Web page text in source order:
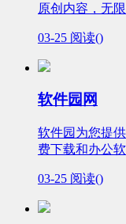
原创内容，无
03-25 阅读()
软件园网
软件园为您提
费下载和办公软
03-25 阅读()